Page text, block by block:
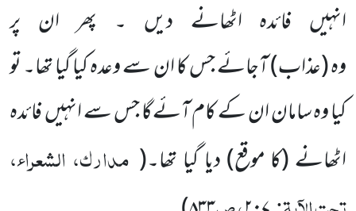
انہیں فائدہ اٹھانے دیں ۔ پھر ان پر
وہ (عذاب) آجائے جس کا ان سے وعدہ کیا گیا تھا۔ تو
کیا وہ سامان ان کے کام آئےگا جس سے انہیں فائدہ
اٹھانے (کا موقع) دیا گیا تھا۔( مدارک، الشعراء،